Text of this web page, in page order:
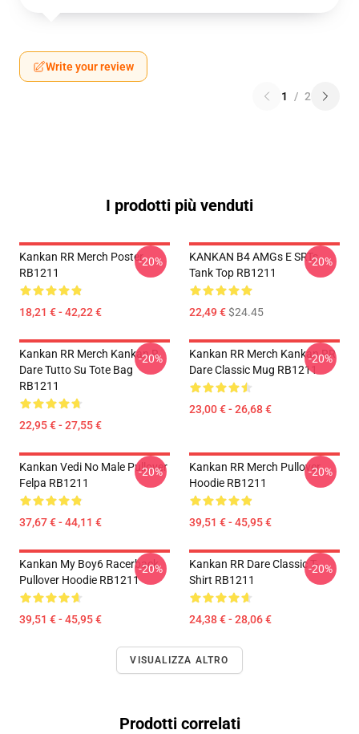
Write your review
1 / 2
I prodotti più venduti
Kankan RR Merch Poster
RB1211
18,21 € - 42,22 €
-20%
KANKAN B4 AMGs E SRTs
Tank Top RB1211
22,49 €$24.45
-20%
Kankan RR Merch Kankan R
Dare Tutto Su Tote Bag
RB1211
22,95 € - 27,55 €
-20%
Kankan RR Merch Kankan RR
Dare Classic Mug RB1211
23,00 € - 26,68 €
-20%
Kankan Vedi No Male Pullover
Felpa RB1211
37,67 € - 44,11 €
-20%
Kankan RR Merch Pullover
Hoodie RB1211
39,51 € - 45,95 €
-20%
Kankan My Boy6 Racerback
Pullover Hoodie RB1211
39,51 € - 45,95 €
-20%
Kankan RR Dare Classic T-
Shirt RB1211
24,38 € - 28,06 €
-20%
VISUALIZZA ALTRO
Prodotti correlati